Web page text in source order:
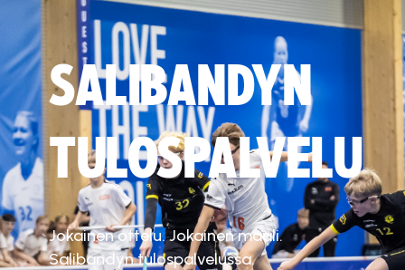
SALIBANDYN
TULOSPALVELU
Jokainen ottelu. Jokainen maali.
Salibandyn tulospalvelussa.